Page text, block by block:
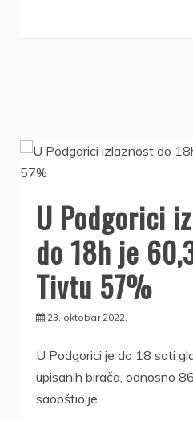
U Podgorici
do 18h je
Tivtu 57%
23. oktobar 2022.
U Podgorici je do 18 sati
upisanih birača, odnosno
saopštio je